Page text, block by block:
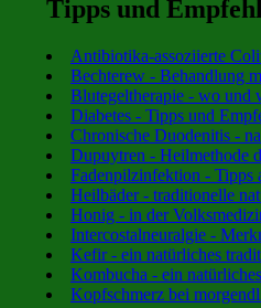
Tipps und
Antibiotika-assoziierte
Bechterew - Behandlung
Blutegeltherapie - wo und
Diabetes - Tipps und
Chronische Duodenitis -
Dupuytren - Heilmethode
Fadenpilzinfektion - Tipps
Heilbäder - traditionelle
Honig - in der
Intercostalneuralgie -
Kefir - ein natürliches
Kombucha - ein
Kopfschmerz bei